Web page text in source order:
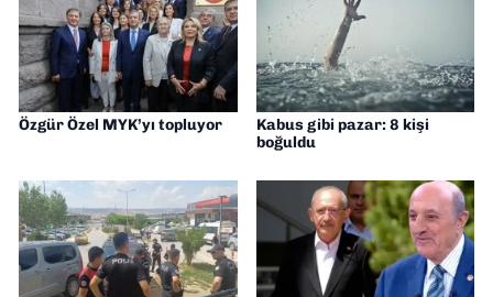
Özgür Özel MYK’yı topluyor
Kabus gibi pazar: 8 kişi
boğuldu